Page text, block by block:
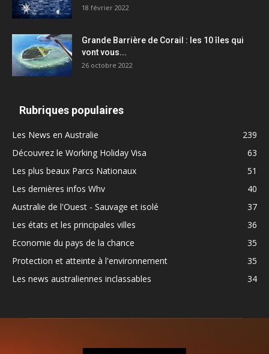
18 février 2022
Grande Barrière de Corail : les 10 îles qui
vont vous...
26 octobre 2022
Rubriques populaires
Les News en Australie
239
Découvrez le Working Holiday Visa
63
Les plus beaux Parcs Nationaux
51
Les dernières infos Whv
40
Australie de l'Ouest - Sauvage et isolé
37
Les états et les principales villes
36
Economie du pays de la chance
35
Protection et atteinte à l'environnement
35
Les news australiennes inclassables
34